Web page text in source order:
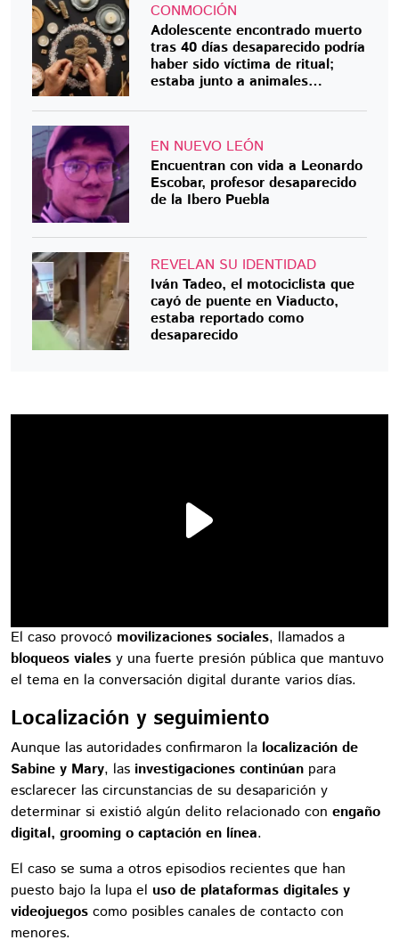
CONMOCIÓN
Adolescente encontrado muerto
tras 40 días desaparecido podría
haber sido víctima de ritual;
estaba junto a animales
EN NUEVO LEÓN
Encuentran con vida a Leonardo
Escobar, profesor desaparecido
de la Ibero Puebla
REVELAN SU IDENTIDAD
Iván Tadeo, el motociclista que
cayó de puente en Viaducto,
estaba reportado como
desaparecido
El caso provocó movilizaciones sociales, llamados a
bloqueos viales y una fuerte presión pública que mantuvo
el tema en la conversación digital durante varios días.
Localización y seguimiento
Aunque las autoridades confirmaron la localización de
Sabine y Mary, las investigaciones continúan para
esclarecer las circunstancias de su desaparición y
determinar si existió algún delito relacionado con engaño
digital, grooming o captación en línea.
El caso se suma a otros episodios recientes que han
puesto bajo la lupa el uso de plataformas digitales y
videojuegos como posibles canales de contacto con
menores.